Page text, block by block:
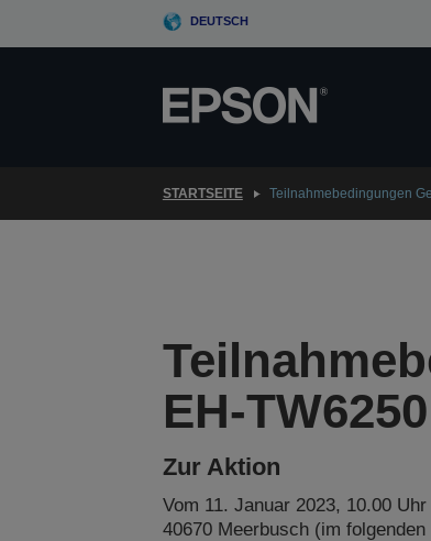
DEUTSCH
STARTSEITE Teilnahmebedingungen
EH-TW6250
Zur Aktion
Vom 11. Januar 2023, 10.00
40670 Meerbusch (im